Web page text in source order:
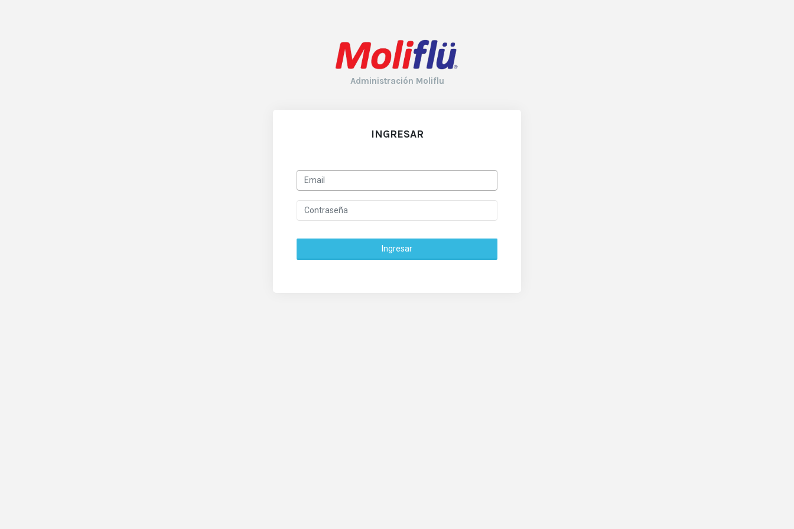
Administración Moliflu
INGRESAR
Ingresar